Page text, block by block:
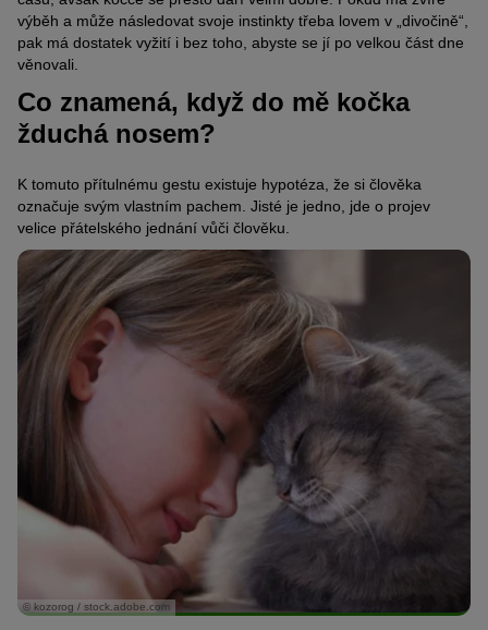
výběh a může následovat svoje instinkty třeba lovem v „divočině“,
pak má dostatek vyžití i bez toho, abyste se jí po velkou část dne
věnovali.
Co znamená, když do mě kočka
žduchá nosem?
K tomuto přítulnému gestu existuje hypotéza, že si člověka
označuje svým vlastním pachem. Jisté je jedno, jde o projev
velice přátelského jednání vůči člověku.
© kozorog / stock.adobe.com